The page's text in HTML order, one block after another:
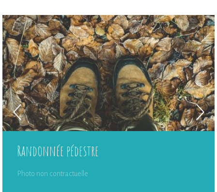
Randonnée pédestre
Photo non contractuelle